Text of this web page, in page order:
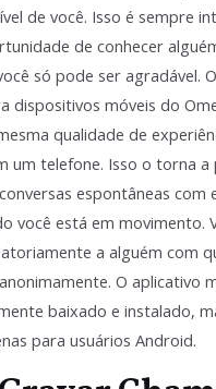
de você. Isso é sempre
de conhecer
só pode ser agradável.
dispositivos móveis do
qualidade de
um telefone. Isso o torna
espontâneas com
você está em movimento.
a alguém com
O aplicativo
baixado e instalado,
para usuários Android.